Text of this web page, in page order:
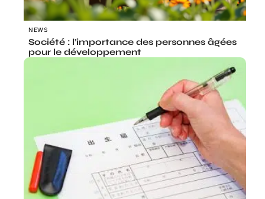
NEWS
Société : l’importance des personnes âgées
pour le développement